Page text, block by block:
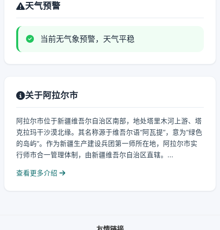
天气预警
当前无气象预警，天气平稳
关于阿拉尔市
阿拉尔市位于新疆维吾尔自治区南部，地处塔里木河上游、塔
克拉玛干沙漠北缘。其名称源于维吾尔语“阿瓦提”，意为“绿色
的岛屿”。作为新疆生产建设兵团第一师所在地，阿拉尔市实
行师市合一管理体制，由新疆维吾尔自治区直辖。...
查看更多介绍